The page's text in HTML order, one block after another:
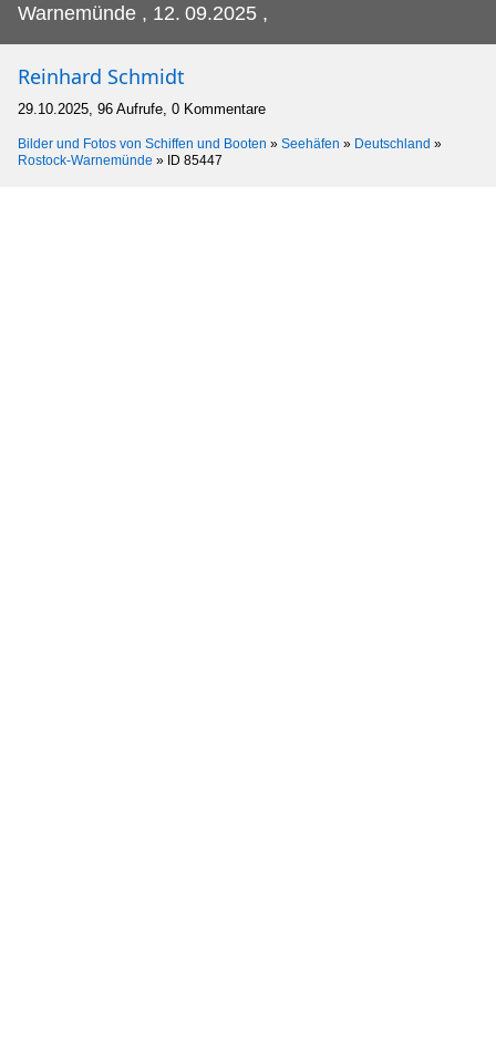
Warnemünde , 12. 09.2025 ,
Reinhard Schmidt
29.10.2025, 96 Aufrufe, 0 Kommentare
Bilder und Fotos von Schiffen und Booten » Seehäfen » Deutschland »
Rostock-Warnemünde » ID 85447